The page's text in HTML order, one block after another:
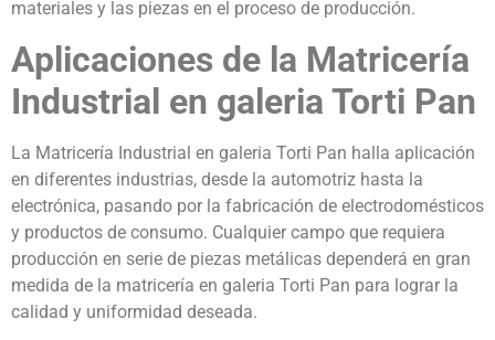
materiales y las piezas en el proceso de producción.
Aplicaciones de la Matricería
Industrial en galeria Torti Pan
La Matricería Industrial en galeria Torti Pan halla aplicación
en diferentes industrias, desde la automotriz hasta la
electrónica, pasando por la fabricación de electrodomésticos
y productos de consumo. Cualquier campo que requiera
producción en serie de piezas metálicas dependerá en gran
medida de la matricería en galeria Torti Pan para lograr la
calidad y uniformidad deseada.